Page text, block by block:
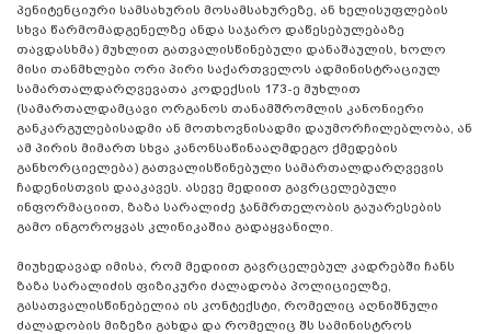
პენიტენციური სამსახურის მოსამსახურეზე, ან ხელისუფლების
სხვა წარმომადგენელზე ანდა საჯარო დაწესებულებაზე
თავდასხმა) მუხლით გათვალისწინებული დანაშაულის, ხოლო
მისი თანმხლები ორი პირი საქართველოს ადმინისტრაციულ
სამართალდარღვევათა კოდექსის 173-ე მუხლით
(სამართალდამცავი ორგანოს თანამშრომლის კანონიერი
განკარგულებისადმი ან მოთხოვნისადმი დაუმორჩილებლობა, ან
ამ პირის მიმართ სხვა კანონსაწინააღმდეგო ქმედების
განხორციელება) გათვალისწინებული სამართალდარღვევის
ჩადენისთვის დააკავეს. ასევე მედიით გავრცელებული
ინფორმაციით, ზაზა სარალიძე ჯანმრთელობის გაუარესების
გამო ინგოროყვას კლინიკაშია გადაყვანილი.
მიუხედავად იმისა, რომ მედიით გავრცელებულ კადრებში ჩანს
ზაზა სარალიძის ფიზიკური ძალადობა პოლიციელზე,
გასათვალისწინებელია ის კონტექსტი, რომელიც აღნიშნული
ძალადობის მიზეზი გახდა და რომელიც შს სამინისტროს